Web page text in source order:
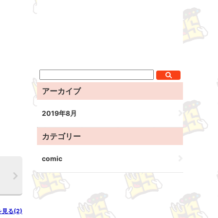
見る(2)
アーカイブ
2019年8月
カテゴリー
comic